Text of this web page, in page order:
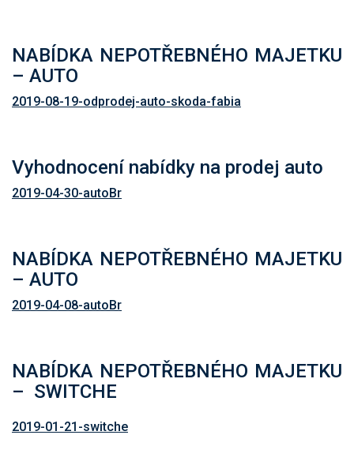
NABÍDKA NEPOTŘEBNÉHO MAJETKU
– AUTO
2019-08-19-odprodej-auto-skoda-fabia
Vyhodnocení nabídky na prodej auto
2019-04-30-autoBr
NABÍDKA NEPOTŘEBNÉHO MAJETKU
– AUTO
2019-04-08-autoBr
NABÍDKA NEPOTŘEBNÉHO MAJETKU
– SWITCHE
2019-01-21-switche